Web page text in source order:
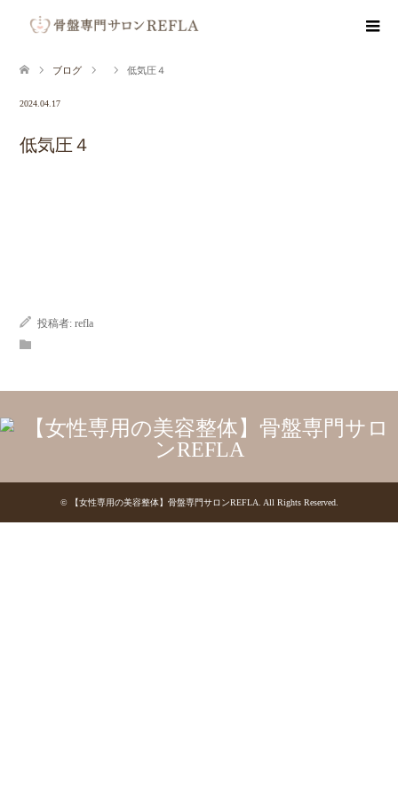
ブログ 低気圧４
2024.04.17
低気圧４
投稿者: refla
© 【女性専用の美容整体】骨盤専門サロンREFLA. All Rights Reserved.